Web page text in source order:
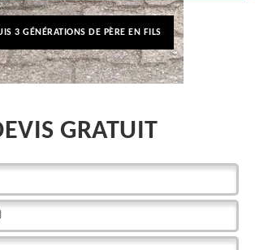
3 GÉNÉRATIONS DE PÈRE EN FILS
GRATUIT